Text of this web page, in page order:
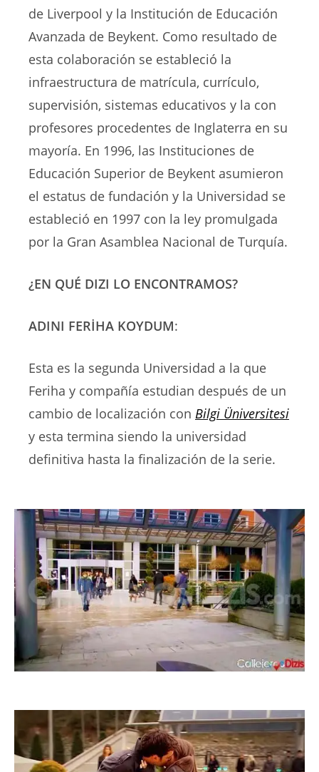
de Liverpool y la Institución de Educación
Avanzada de Beykent. Como resultado de
esta colaboración se estableció la
infraestructura de matrícula, currículo,
supervisión, sistemas educativos y la con
profesores procedentes de Inglaterra en su
mayoría. En 1996, las Instituciones de
Educación Superior de Beykent asumieron
el estatus de fundación y la Universidad se
estableció en 1997 con la ley promulgada
por la Gran Asamblea Nacional de Turquía.
¿EN QUÉ DIZI LO ENCONTRAMOS?
ADINI FERİHA KOYDUM:
Esta es la segunda Universidad a la que
Feriha y compañía estudian después de un
cambio de localización con Bilgi Üniversitesi
y esta termina siendo la universidad
definitiva hasta la finalización de la serie.